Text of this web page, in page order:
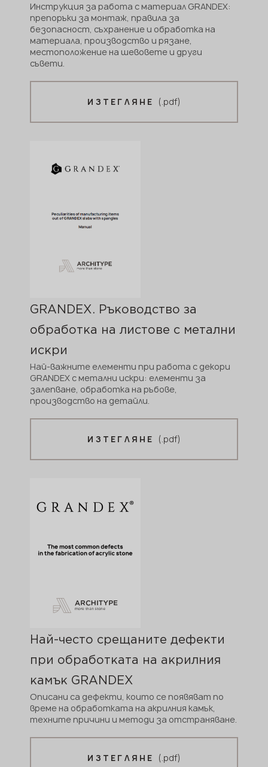
Инструкция за работа с материал GRANDEX:
препоръки за монтаж, правила за
безопасност, съхранение и обработка на
материала, производство и рязане,
местоположение на шевовете и други
съвети.
ИЗТЕГЛЯНЕ (.pdf)
GRANDEX. Ръководство за
обработка на листове с метални
искри
Най-важните елементи при работа с декори
GRANDEX с метални искри: елементи за
залепване, обработка на ръбове,
производство на детайли.
ИЗТЕГЛЯНЕ (.pdf)
Най-често срещаните дефекти
при обработката на акрилния
камък GRANDEX
Описани са дефекти, които се появяват по
време на обработката на акрилния камък,
техните причини и методи за отстраняване.
ИЗТЕГЛЯНЕ (.pdf)